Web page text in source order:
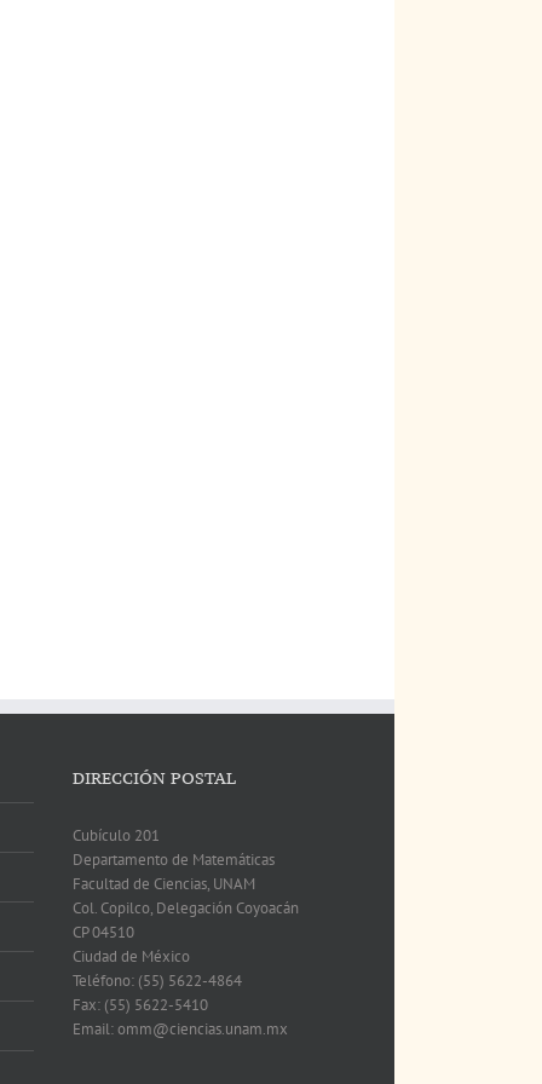
DIRECCIÓN POSTAL
Cubículo 201
Departamento de Matemáticas
Facultad de Ciencias, UNAM
Col. Copilco, Delegación Coyoacán
CP 04510
Ciudad de México
Teléfono: (55) 5622-4864
Fax: (55) 5622-5410
Email: omm@ciencias.unam.mx